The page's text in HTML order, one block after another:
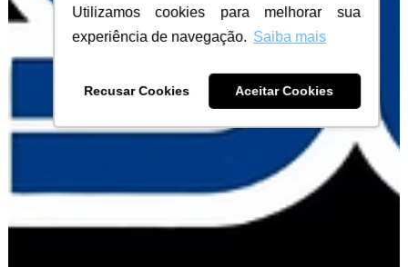
Utilizamos cookies para melhorar sua
experiência de navegação. Saiba mais
Recusar Cookies Aceitar Cookies